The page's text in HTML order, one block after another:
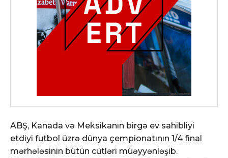
ABŞ, Kanada və Meksikanın birgə ev sahibliyi
etdiyi futbol üzrə dünya çempionatının 1/4 final
mərhələsinin bütün cütləri müəyyənləşib.